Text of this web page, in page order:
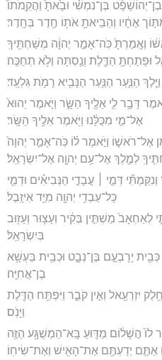
בֶּן־נִמְשִׁ֗י וּבָ֙אתָ֙ וַהֲקֵֽמֹתוֹ֙
אֶחָ֔יו וְהֵבֵיאתָ֥ אֹת֖וֹ חֶ֥דֶר בְּחָֽדֶר׃
וְאָֽמַרְתָּ֙ כֹּֽה־אָמַ֣ר יְהוָ֔ה מְשַׁחְתִּ֥יךָֽ
וּפָתַחְתָּ֥ הַדֶּ֛לֶת וְנַ֖סְתָּה וְלֹ֥א תְחַכֶּֽה׃
וַיֵּ֧לֶךְ הַנַּ֛עַר הַנַּ֥עַר הַנָּבִ֖יא רָמֹ֥ת גִּלְעָֽד׃
דָּבָ֥ר לִ֛י אֵלֶ֖יךָ הַשָּׂ֑ר וַיֹּ֤אמֶר יֵהוּא֙
אֶל־מִ֣י מִכֻּלָּ֔נוּ וַיֹּ֖אמֶר אֵלֶ֥יךָ הַשָּֽׂר׃
אֶל־רֹאשׁ֑וֹ וַיֹּ֣אמֶר ל֗וֹ כֹּֽה־אָמַ֤ר יְהוָה֙
לְמֶ֛לֶךְ אֶל־עַ֥ם יְהוָ֖ה אֶל־יִשְׂרָאֵֽל׃
דְּמֵ֣י ׀ עֲבָדַ֣י הַנְּבִיאִ֗ים וּדְמֵ֛י
כָּל־עַבְדֵ֥י יְהוָ֖ה מִיַּ֥ד אִיזָֽבֶל׃
לְאַחְאָב֙ מַשְׁתִּ֣ין בְּקִ֔יר וְעָצ֥וּר וְעָז֖וּב
בְּיִשְׂרָאֵֽל׃
יָרָבְעָ֣ם בֶּן־נְבָ֑ט וּכְבֵ֖ית בַּעְשָׁ֥א
בֶן־אֲחִיָּֽה׃
יִזְרְעֶ֖אל וְאֵ֣ין קֹבֵ֑ר וַיִּפְתַּ֥ח הַדֶּ֖לֶת
וַיָּנֹֽס׃
לוֹ֙ הֲשָׁל֔וֹם מַדּ֛וּעַ בָּֽא־הַמְשֻׁגָּ֥ע הַזֶּ֖ה
אַתֶּ֛ם יְדַעְתֶּ֥ם אֶת־הָאִ֖ישׁ וְאֶת־שִׂיחֽוֹ׃